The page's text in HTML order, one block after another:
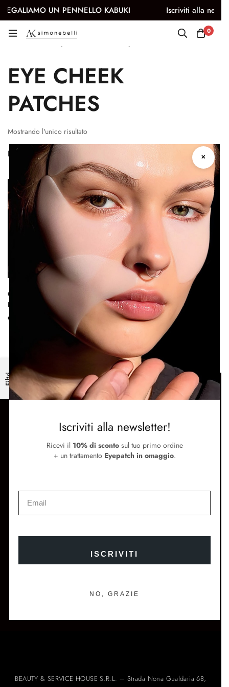
PENNELLO KABUKI Iscriviti alla newsletter e ottieni il
0
Eye & Cheek patches
Filtri
EYE CHEEK
PATCHES
Mostrando l'unico risultato
Filtri Ordinamento predefinito
Over Size Eye & Cheek
Patches | Trattamento Intensivo
Anti-Età
€ 40.00
SUPPORTO
Metodi di pagamento e spedizione
Store Locator
Newsletter
PRIMO ORDINE
BEAUTY & SERVICE HOUSE S.R.L. – Strada Nona Gualdaria 68,
Iscriviti alla newsletter!
Ricevi il 10% di scontosul tuo primo ordine
+ un trattamento Eyepatch in omaggio.
ISCRIVITI
NO, GRAZIE
✕